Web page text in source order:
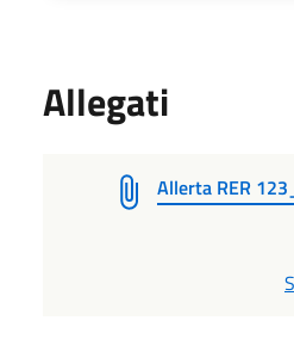
Allegati
Allerta RER